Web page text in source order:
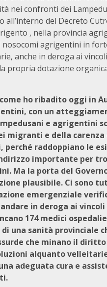
nei confronti dei
del Decreto
, nella provincia
agrigentini in
anche in deroga ai
propria dotazione
ho ribadito oggi in
con un
e agrigentini
migranti e della
raddoppiano le
importante per
Ma la porta del
plausibile. Ci sono
emergenziale
in deroga ai
174 medici
una sanità provinciale
che minano il
alquanto
adeguata cura e